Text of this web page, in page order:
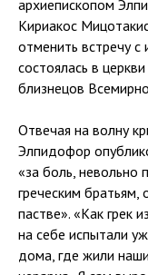
архиепископом
Кириакос
отменить встречу
состоялась в
близнецов
Отвечая на волну
Элпидофор
«за боль, невольно
греческим
пастве». «Как грек
на себе испытали
дома, где жили